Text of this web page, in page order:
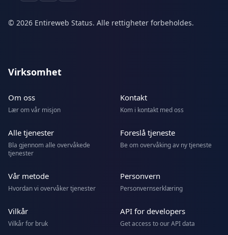
© 2026 Entireweb Status. Alle rettigheter forbeholdes.
Virksomhet
Om oss
Lær om vår misjon
Kontakt
Kom i kontakt med oss
Alle tjenester
Bla gjennom alle overvåkede
tjenester
Foreslå tjeneste
Be om overvåking av ny tjeneste
Vår metode
Hvordan vi overvåker tjenester
Personvern
Personvernserklæring
Vilkår
Vilkår for bruk
API for developers
Get access to our API data